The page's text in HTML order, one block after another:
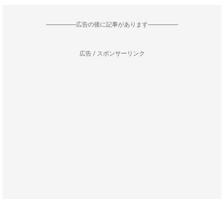
--------------------広告の後に記事があります--------------------
広告 / スポンサーリンク